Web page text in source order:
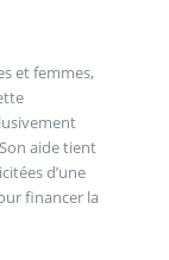
et femmes,
aide tient
d’une
financer la